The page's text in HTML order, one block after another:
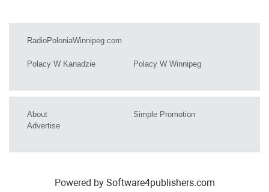
RadioPoloniaWinnipeg.com
Polacy W Kanadzie Polacy W Winnipeg
About
Advertise
Simple Promotion
Powered by Software4publishers.com